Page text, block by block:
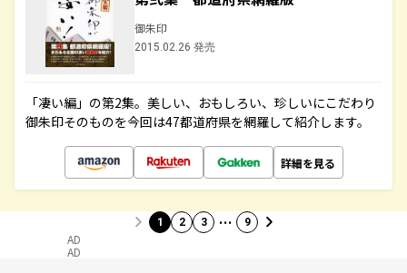
御朱印
2015.02.26 発売
「凄い編」の第2集。美しい、おもしろい、珍しいにこだわり
御朱印そのものを今回は47都道府県を網羅して紹介します。
詳細を見る
1 2 3 … 9
AD
AD